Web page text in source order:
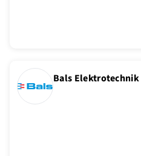
Bals Elektrotechnik